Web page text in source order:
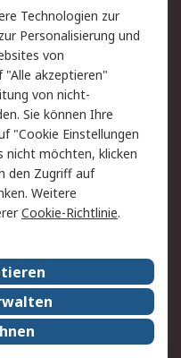
Center
Technologien zur
Personalisierung und
von
akzeptieren"
von nicht-
Sie können Ihre
"Cookie Einstellungen
nicht möchten, klicken
den Zugriff auf
Weitere
Cookie-Richtlinie.